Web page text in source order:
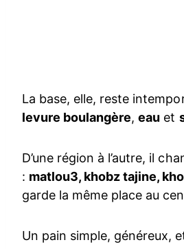
La base, elle, reste
levure boulangère,eau et
D’une région à l’autre, il
: matlou3, khobz tajine,
garde la même place au
Un pain simple, généreux,